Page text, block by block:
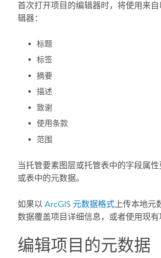
首次打开项目的编辑器时，将使用来
辑器：
标题
标签
摘要
描述
致谢
使用条款
范围
当托管要素图层或托管表中的字段属
或表中的元数据。
如果以ArcGIS 元数据格式 上传本地元
数据覆盖项目详细信息，或者使用现有
编辑项目的元数据